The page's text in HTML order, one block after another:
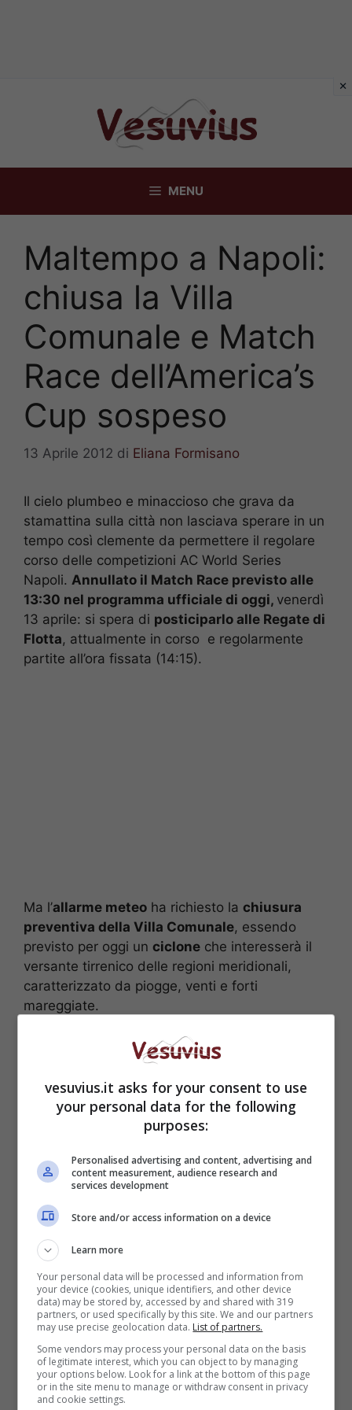
MENU
Maltempo a Napoli:
chiusa la Villa
Comunale e Match
Race dell’America’s
Cup sospeso
13 Aprile 2012 di Eliana Formisano
Il cielo plumbeo e minaccioso che grava da
stamattina sulla città non lasciava sperare in un
tempo così clemente da permettere il regolare
corso delle competizioni AC World Series
Napoli. Annullato il Match Race previsto alle
13:30 nel programma ufficiale di oggi, venerdì
13 aprile: si spera di posticiparlo alle Regate di
Flotta, attualmente in corso e regolarmente
partite all’ora fissata (14:15).
Ma l’allarme meteo ha richiesto la chiusura
preventiva della Villa Comunale, essendo
previsto per oggi un ciclone che interesserà il
versante tirrenico delle regioni meridionali,
caratterizzato da piogge, venti e forti
mareggiate.
vesuvius.it asks for your consent to use
your personal data for the following
purposes:
Personalised advertising and content, advertising and
content measurement, audience research and
services development
Store and/or access information on a device
Learn more
Your personal data will be processed and information from
your device (cookies, unique identifiers, and other device
data) may be stored by, accessed by and shared with 319
partners, or used specifically by this site. We and our partners
may use precise geolocation data. List of partners.
Some vendors may process your personal data on the basis
of legitimate interest, which you can object to by managing
your options below. Look for a link at the bottom of this page
or in the site menu to manage or withdraw consent in privacy
and cookie settings.